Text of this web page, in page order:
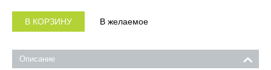
В КОРЗИНУ В желаемое
Описание